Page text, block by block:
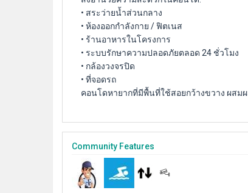
• สระว่ายน้ำส่วนกลาง
• ห้องออกกำลังกาย / ฟิตเนส
• ร้านอาหารในโครงการ
• ระบบรักษาความปลอดภัยตลอด 24 ชั่วโมง
• กล้องวงจรปิด
• ที่จอดรถ
คอนโดหายากที่มีพื้นที่ใช้สอยกว้างขวาง ผสม
Community Features